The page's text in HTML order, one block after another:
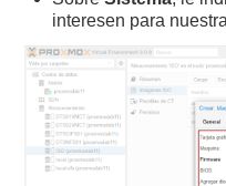
interesen para